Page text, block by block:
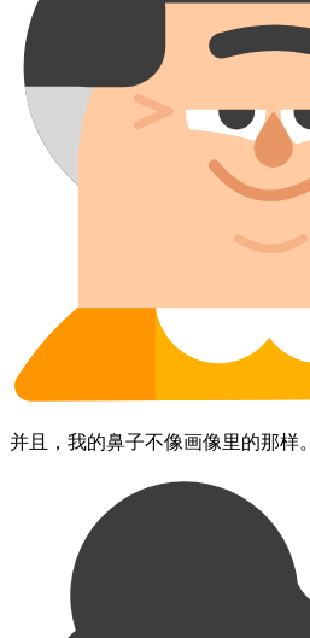
并且，​我的​鼻子​不​像​画像里的​那样。